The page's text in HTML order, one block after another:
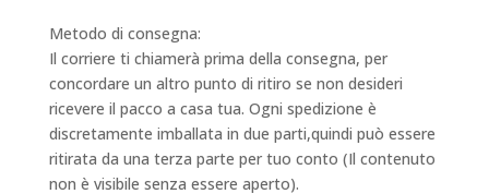
Metodo di consegna:
Il corriere ti chiamerà prima della consegna, per
concordare un altro punto di ritiro se non desideri
ricevere il pacco a casa tua. Ogni spedizione è
discretamente imballata in due parti,quindi può essere
ritirata da una terza parte per tuo conto (Il contenuto
non è visibile senza essere aperto).